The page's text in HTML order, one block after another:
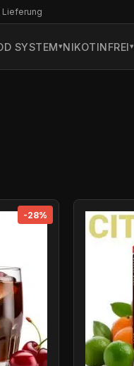
SYSTEM NIKOTINFREI
-28%